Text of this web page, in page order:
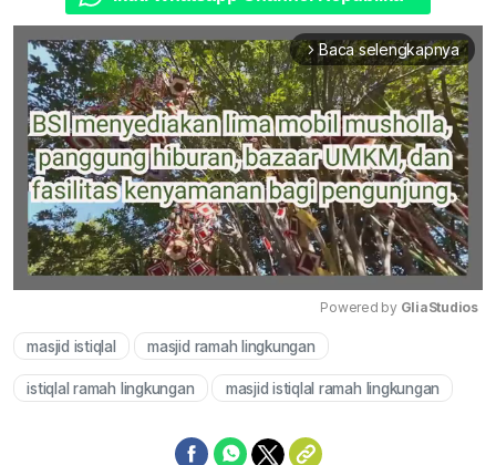
arrow_forward_ios Baca selengkapnya
Powered by GliaStudios
masjid istiqlal masjid ramah lingkungan
istiqlal ramah lingkungan masjid istiqlal ramah lingkungan